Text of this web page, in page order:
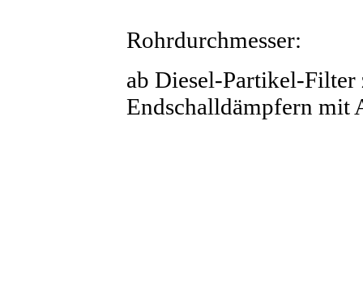
Rohrdurchmesser:
ab Diesel-Partikel-
Endschalldämpfern mit